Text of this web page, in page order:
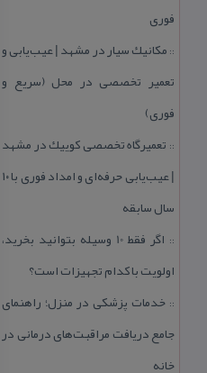
فوری
:: مكانیك سیار در مشهد | عیب‌یابی و
تعمیر تخصصی در محل (سریع و
فوری)
:: تعمیرگاه تخصصی كوییك در مشهد
| عیب‌یابی حرفه‌ای و امداد فوری با ۱۰
سال سابقه
::
اگر فقط 10 وسیله بتوانید بخرید،
اولویت با كدام تجهیزات است؟
:: خدمات پزشكی در منزل؛ راهنمای
جامع دریافت مراقبت‌های درمانی در
خانه